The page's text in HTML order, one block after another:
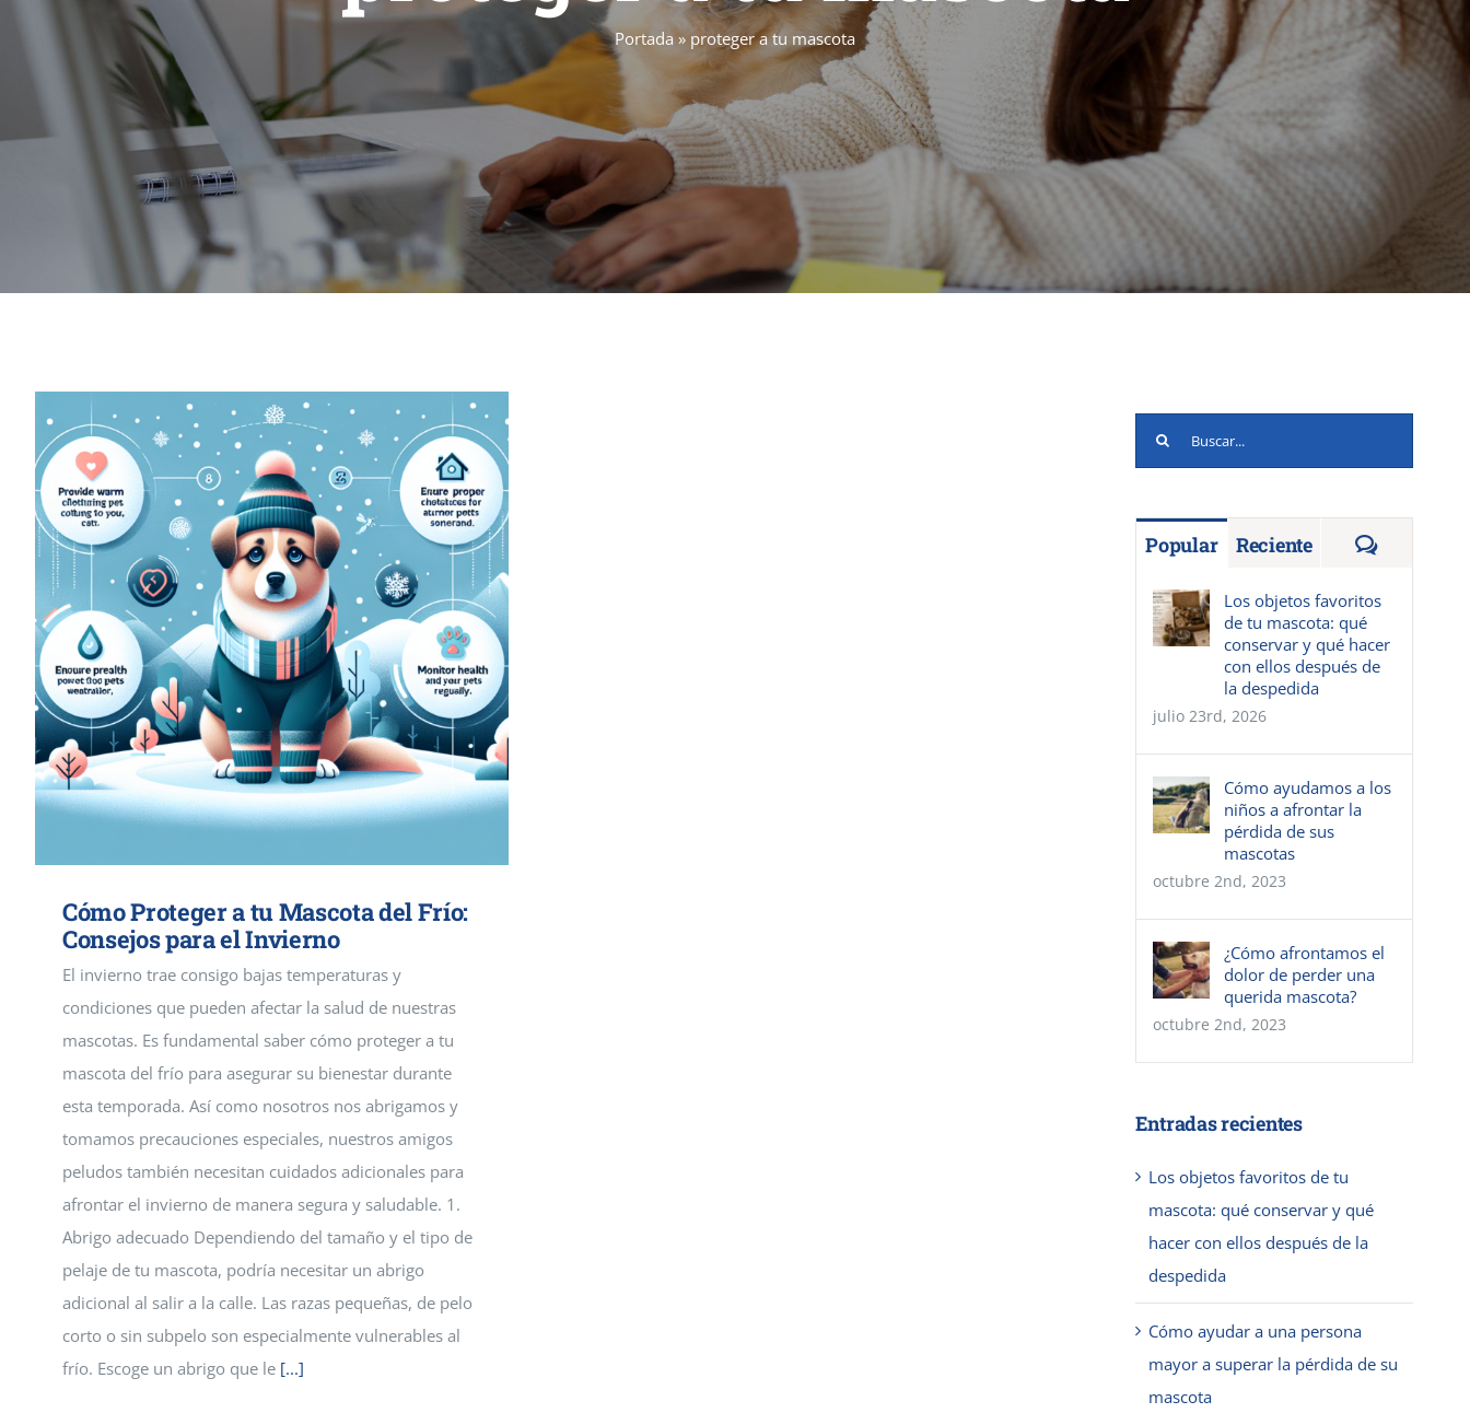
Portada» proteger a tu mascota
Cómo Proteger a tu Mascota del Frío:
Consejos para el Invierno
El invierno trae consigo bajas temperaturas y
condiciones que pueden afectar la salud de nuestras
mascotas. Es fundamental saber cómo proteger a tu
mascota del frío para asegurar su bienestar durante
esta temporada. Así como nosotros nos abrigamos y
tomamos precauciones especiales, nuestros amigos
peludos también necesitan cuidados adicionales para
afrontar el invierno de manera segura y saludable. 1.
Abrigo adecuado Dependiendo del tamaño y el tipo de
pelaje de tu mascota, podría necesitar un abrigo
adicional al salir a la calle. Las razas pequeñas, de pelo
corto o sin subpelo son especialmente vulnerables al
frío. Escoge un abrigo que le [...]
Buscar:
Popular Reciente
Los objetos favoritos
de tu mascota: qué
conservar y qué hacer
con ellos después de
la despedida
julio 23rd, 2026
Cómo ayudamos a los
niños a afrontar la
pérdida de sus
mascotas
octubre 2nd, 2023
¿Cómo afrontamos el
dolor de perder una
querida mascota?
octubre 2nd, 2023
Entradas recientes
Los objetos favoritos de tu
mascota: qué conservar y qué
hacer con ellos después de la
despedida
Cómo ayudar a una persona
mayor a superar la pérdida de su
mascota